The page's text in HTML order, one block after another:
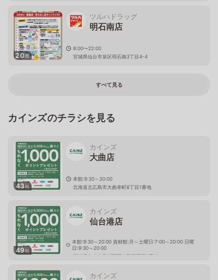
20枚
ツルハドラッグ
明石南店
9:00〜22:00
宮城県仙台市泉区明石南3丁目4-4
すべて見る
カインズのチラシを見る
43枚
カインズ
大曲店
本館:9:30～20:00
北海道北広島市大曲幸町6丁目1番地
49枚
カインズ
仙台港店
本館:9:30～20:00 資材館:月～土曜日:7:00～20:00 日曜
日:9:30～20:00
宮城県仙台市宮城野区中野三丁目5番地の6
カインズ